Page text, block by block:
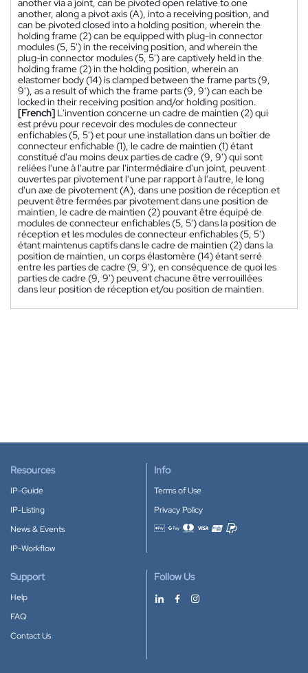
another via a joint, can be pivoted open relative to one
another, along a pivot axis (A), into a receiving position, and
can be pivoted closed into a holding position, wherein the
holding frame (2) can be equipped with plug-in connector
modules (5, 5') in the receiving position, and wherein the
plug-in connector modules (5, 5') are captively held in the
holding frame (2) in the holding position, wherein an
elastomer body (14) is clamped between the frame parts (9,
9'), as a result of which the frame parts (9, 9') can each be
locked in their receiving position and/or holding position.
[French] L'invention concerne un cadre de maintien (2) qui
est prévu pour recevoir des modules de connecteur
enfichables (5, 5') et pour une installation dans un boîtier de
connecteur enfichable (1), le cadre de maintien (1) étant
constitué d'au moins deux parties de cadre (9, 9') qui sont
reliées l'une à l'autre par l'intermédiaire d'un joint, peuvent
ouvertes par pivotement l'une par rapport à l'autre, le long
d'un axe de pivotement (A), dans une position de réception et
peuvent être fermées par pivotement dans une position de
maintien, le cadre de maintien (2) pouvant être équipé de
modules de connecteur enfichables (5, 5') dans la position de
réception et les modules de connecteur enfichables (5, 5')
étant maintenus captifs dans le cadre de maintien (2) dans la
position de maintien, un corps élastomère (14) étant serré
entre les parties de cadre (9, 9'), en conséquence de quoi les
parties de cadre (9, 9') peuvent chacune être verrouillées
dans leur position de réception et/ou position de maintien.
Resources
IP-Guide
IP-Listing
News & Events
IP-Workflow
Info
Terms of Use
Privacy Policy
Accepted payment methods
Support
Help
FAQ
Contact Us
Follow Us